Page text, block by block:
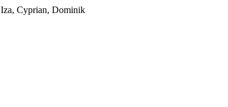
Iza, Cyprian, Dominik